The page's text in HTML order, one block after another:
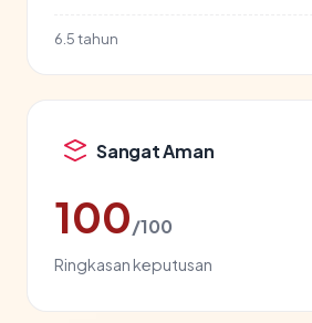
6.5 tahun
Sangat Aman
100/100
Ringkasan keputusan